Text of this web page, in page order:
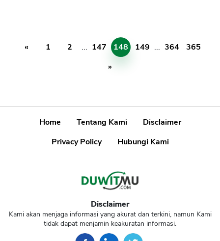
« 1 2 ... 147 148 149 ... 364
365
»
Home Tentang Kami
Disclaimer
Privacy Policy
Hubungi Kami
Disclaimer
Kami akan menjaga informasi yang akurat dan terkini, namun Kami
tidak dapat menjamin keakuratan informasi.